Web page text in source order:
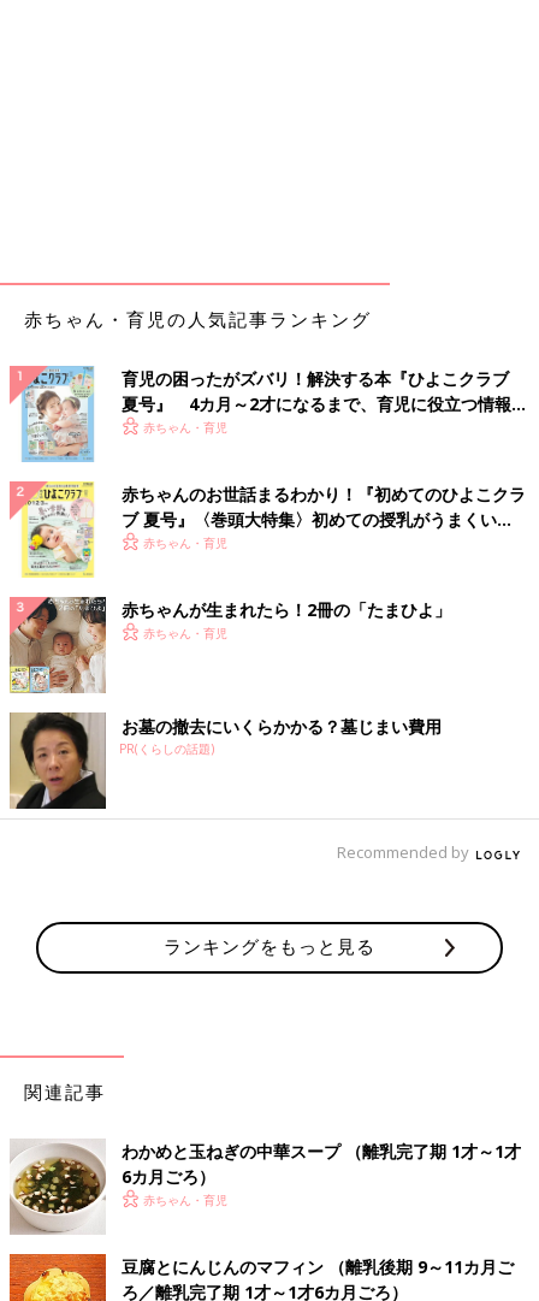
どビタミン類を含む食材を使った、体の調子を
のヨーグルトサラダ
かぼちゃとれんこんチップス 作り方・
レシピ 離乳食完了期1歳 ～1歳6ヶ月ごろ
1歳～1歳6ヶ月ごろから使える、野菜や果物な
れんこんチップス
ポテトとコーンのバターあえ 作り方・
1歳～1歳6ヶ月ごろから使える、野菜や果物な
どビタミン類を含む食材を使った、体の調子を
整えるビタミンのレシピをご紹介。ポテトとコ
青梗菜のクリームスープ 作り方・レシ
ピ 離乳食完了期1歳 ～1歳6ヶ月ごろ
整えるビタミンのレシピをご紹介。青梗菜（チ
桜えびとキャベツの焼きうどん 作り
方・レシピ 離乳食完了期1歳 ～1歳6ヶ月
ごろ
1歳～1歳6ヶ月ごろから使える、米、めん、パ
ー源になる炭水化物のレシピをご紹介。桜えび
とキャベツの焼きうどん
赤ちゃん・育児の人気記事ランキング
育児の困ったがズバリ！解決する本『ひよこクラブ
夏号』 4カ月～2才になるまで、育児に役立つ情報が
いっぱい！
赤ちゃん・育児
赤ちゃんのお世話まるわかり！『初めてのひよこクラ
ブ 夏号』〈巻頭大特集〉初めての授乳がうまくい
く！ おっぱい・ミルクの基本と夏のトラブル 解決テ
赤ちゃん・育児
赤ちゃんが生まれたら！2冊の「たまひよ」
赤ちゃん・育児
お墓の撤去にいくらかかる？墓じまい費用
PR(くらしの話題)
Recommended by
ランキングをもっと見る
関連記事
わかめと玉ねぎの中華スープ （離乳完了期 1才～1才
6カ月ごろ）
赤ちゃん・育児
豆腐とにんじんのマフィン （離乳後期 9～11カ月ご
ろ／離乳完了期 1才～1才6カ月ごろ）